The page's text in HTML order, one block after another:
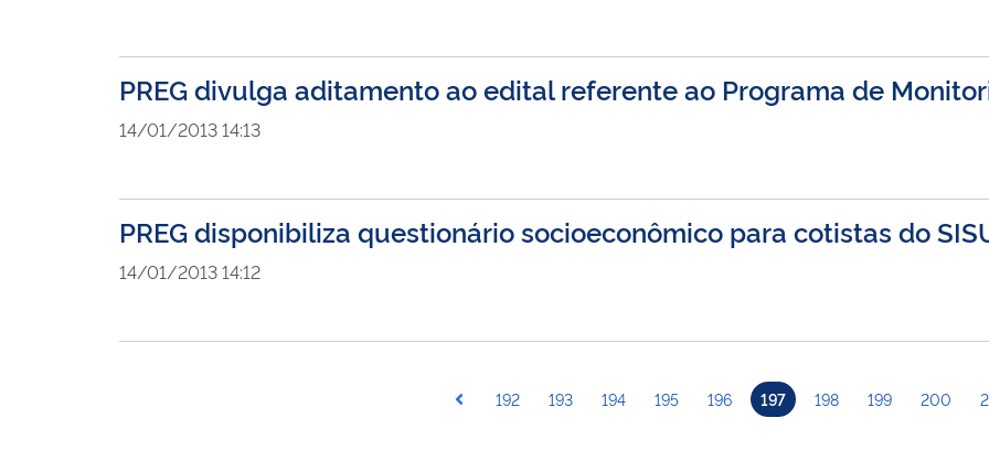
PREG divulga aditamento ao edital referente ao Programa de
14/01/2013 14:13
PREG disponibiliza questionário socioeconômico para cotistas do
14/01/2013 14:12
192 193 194 195 196 197 198 199 200